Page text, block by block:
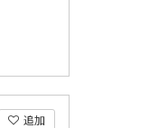
追加